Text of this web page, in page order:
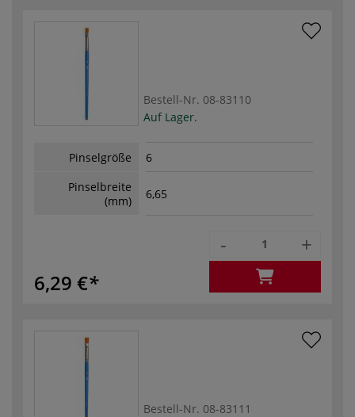
Bestell-Nr. 08-83110
Auf Lager.
Pinselgröße
6
Pinselbreite
(mm)
6,65
6,29 €
- +
Bestell-Nr. 08-83111